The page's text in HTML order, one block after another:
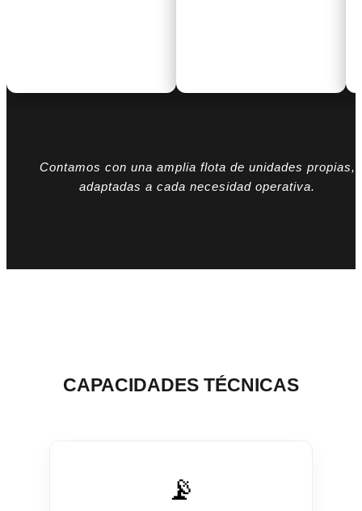
Contamos con una amplia flota de unidades propias,
adaptadas a cada necesidad operativa.
CAPACIDADES TÉCNICAS
📡